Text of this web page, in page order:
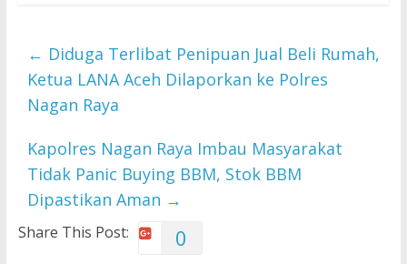
← Diduga Terlibat Penipuan Jual Beli Rumah,
Ketua LANA Aceh Dilaporkan ke Polres
Nagan Raya
Kapolres Nagan Raya Imbau Masyarakat
Tidak Panic Buying BBM, Stok BBM
Dipastikan Aman →
Share This Post: 0